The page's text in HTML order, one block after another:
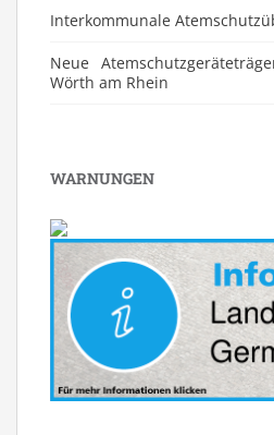
⁠Interkommunale
Neue
Wörth am Rhein
WARNUNGEN